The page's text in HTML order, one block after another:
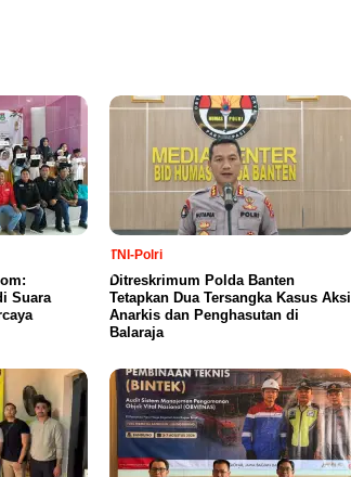
Suara
TNI-Polri
Ditreskrimum Polda Banten
Tetapkan Dua Tersangka Kasus Aksi
Anarkis dan Penghasutan di
Balaraja